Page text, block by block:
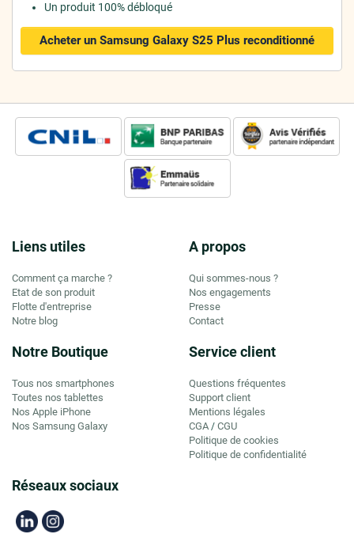
Un produit 100% débloqué
Acheter un Samsung Galaxy S25 Plus reconditionné
Liens utiles
Comment ça marche ?
Etat de son produit
Flotte d'entreprise
Notre blog
A propos
Qui sommes-nous ?
Nos engagements
Presse
Contact
Notre Boutique
Tous nos smartphones
Toutes nos tablettes
Nos Apple iPhone
Nos Samsung Galaxy
Service client
Questions fréquentes
Support client
Mentions légales
CGA / CGU
Politique de cookies
Politique de confidentialité
Réseaux sociaux